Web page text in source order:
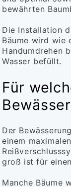
bewährten
Die Installation
Bäume wird wie
Handumdrehen
Wasser befüllt.
Für
Der
einem
groß ist für
Manche Bäume